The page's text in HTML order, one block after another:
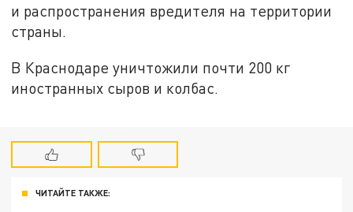
и распространения вредителя на территории
страны.
В Краснодаре уничтожили почти 200 кг
иностранных сыров и колбас.
ЧИТАЙТЕ ТАКЖЕ: